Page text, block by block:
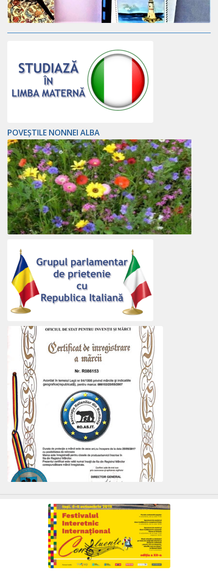
POVEȘTILE NONNEI ALBA